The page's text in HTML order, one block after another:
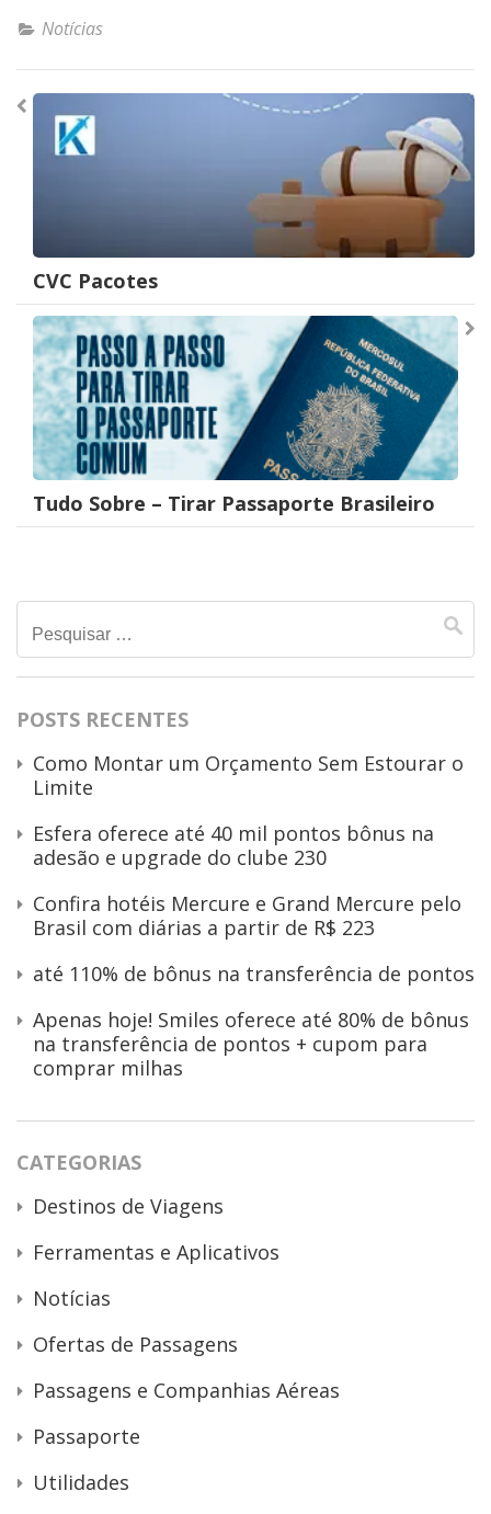
Notícias
Navegação
Post
CVC Pacotes
Tudo Sobre – Tirar Passaporte Brasileiro
Pesquisar
por:
POSTS RECENTES
Como Montar um Orçamento Sem Estourar o
Limite
Esfera oferece até 40 mil pontos bônus na
adesão e upgrade do clube 230
Confira hotéis Mercure e Grand Mercure pelo
Brasil com diárias a partir de R$ 223
até 110% de bônus na transferência de pontos
Apenas hoje! Smiles oferece até 80% de bônus
na transferência de pontos + cupom para
comprar milhas
CATEGORIAS
Destinos de Viagens
Ferramentas e Aplicativos
Notícias
Ofertas de Passagens
Passagens e Companhias Aéreas
Passaporte
Utilidades